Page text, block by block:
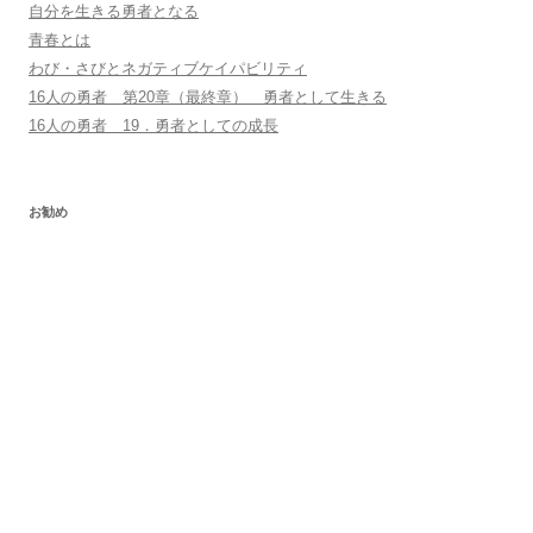
自分を生きる勇者となる
青春とは
わび・さびとネガティブケイパビリティ
16人の勇者 第20章（最終章） 勇者として生きる
16人の勇者 19．勇者としての成長
お勧め